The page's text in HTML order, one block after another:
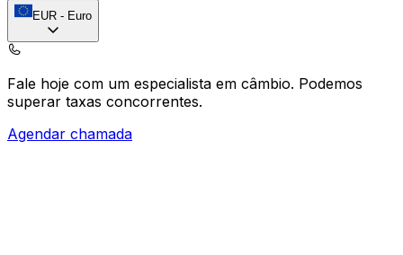
EUR - Euro
Fale hoje com um especialista em câmbio. Podemos
superar taxas concorrentes.
Agendar chamada